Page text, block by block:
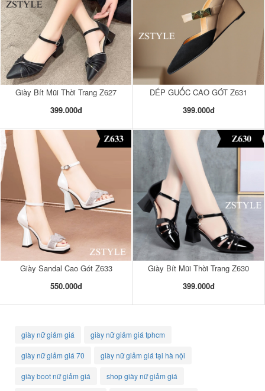
Giày Bít Mũi Thời Trang Z627
399.000đ
DÉP GUỐC CAO GÓT Z631
399.000đ
Giày Sandal Cao Gót Z633
550.000đ
Giày Bít Mũi Thời Trang Z630
399.000đ
giày nữ giảm giá giày nữ giảm giá tphcm
giày nữ giảm giá 70 giày nữ giảm giá tại hà nội
giày boot nữ giảm giá shop giày nữ giảm giá